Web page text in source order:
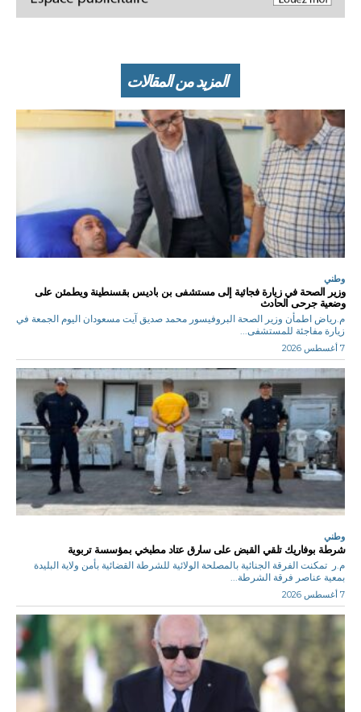
المزيد من المقالات
وطني
وزير الصحة في زيارة فجائية إلى مستشفى بن باديس بقسنطينة ويطمئن على
وضعية جرحى الحادث
م.رياض اطمأن وزير الصحة البروفيسور محمد صديق آيت مسعودان اليوم الجمعة في
زيارة مفاجئة للمستشفى...
7 أغسطس 2026
وطني
شرطة بوفاريك تلقي القبض على سارق عتاد مطبخي بمؤسسة تربوية
م.ر تمكنت الفرقة الجنائية بالمصلحة الولائية للشرطة القضائية بأمن ولاية البليدة
بمعية عناصر فرقة الشرطة...
7 أغسطس 2026